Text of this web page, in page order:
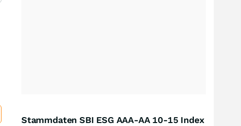
Stammdaten SBI ESG AAA-AA 10-15 Index